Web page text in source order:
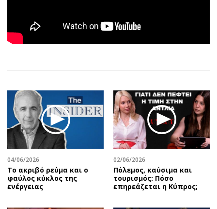
Αθλητισμός
Κύπρος
Κληρώσεις Allwyn
Οικονομική
Οικονομία
Real Estate
Επιχειρήσεις
Αγορές
Money Review
AstroBank Properties
Geek
Νέα
Αυτοκίνηση
Αφιερώματα
Πολιτική
Οικονομία
Γενικά
Αναδρομές
Πρόσωπα
Περιβάλλον
04/06/2026
Το ακριβό ρεύμα και ο
φαύλος κύκλος της
ενέργειας
02/06/2026
Πόλεμος, καύσιμα και
τουρισμός: Πόσο
επηρεάζεται η Κύπρος;